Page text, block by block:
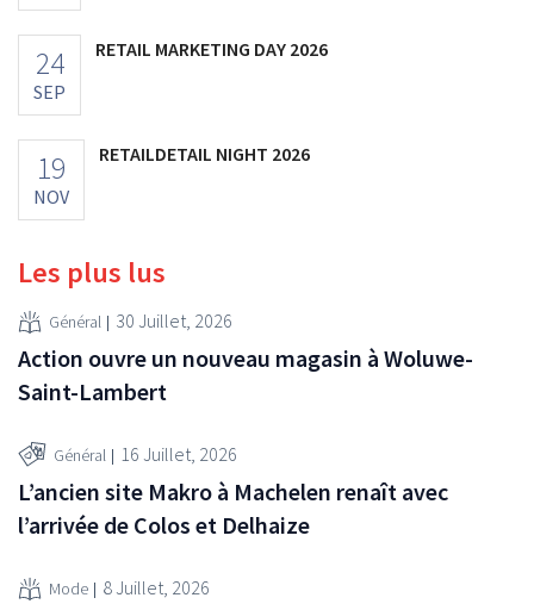
24
SEP
RETAIL MARKETING DAY 2026
19
NOV
RETAILDETAIL NIGHT 2026
Les plus lus
Général 30 Juillet, 2026
Action ouvre un nouveau magasin à Woluwe-
Saint-Lambert
Général 16 Juillet, 2026
L’ancien site Makro à Machelen renaît avec
l’arrivée de Colos et Delhaize
Mode 8 Juillet, 2026